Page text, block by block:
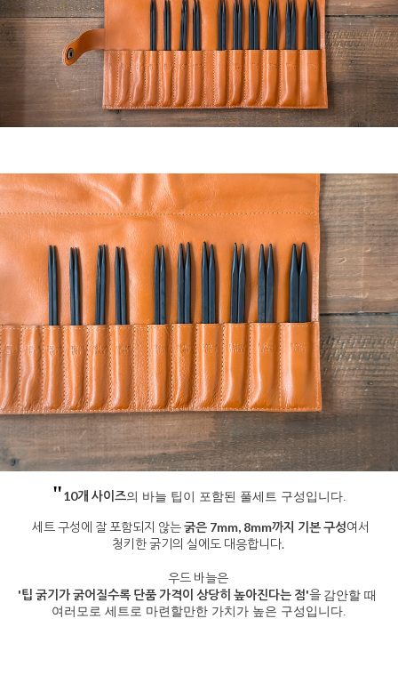
"10개 사이즈의 바늘 팁이 포함된 풀세트 구성입니다.
세트 구성에 잘 포함되지 않는굵은 7mm, 8mm까지 기본 구성여서
청키한 굵기의 실에도 대응합니다.
우드 바늘은
'팁 굵기가 굵어질수록 단품 가격이 상당히 높아진다는 점'을 감안할 때
여러모로 세트로 마련할만한 가치가 높은 구성입니다.